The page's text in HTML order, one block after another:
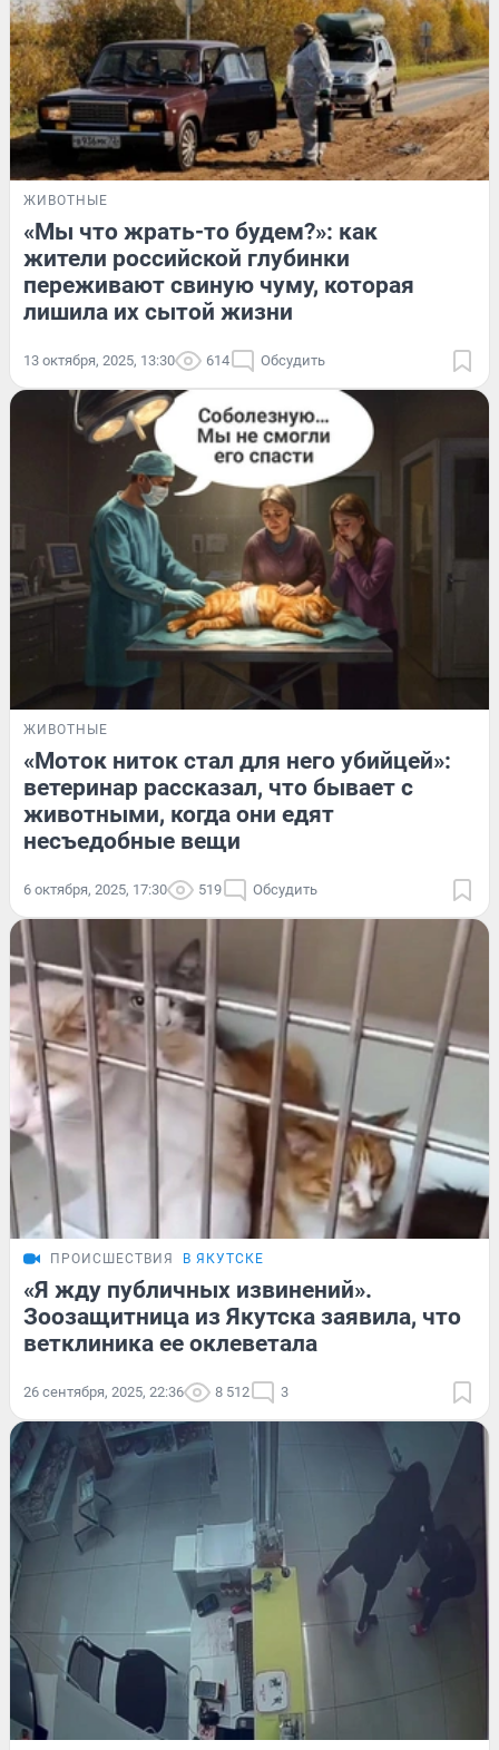
ЖИВОТНЫЕ
«Мы что жрать-то будем?»: как
жители российской глубинки
переживают свиную чуму, которая
лишила их сытой жизни
13 октября, 2025, 13:30 614 Обсудить
ЖИВОТНЫЕ
«Моток ниток стал для него убийцей»:
ветеринар рассказал, что бывает с
животными, когда они едят
несъедобные вещи
6 октября, 2025, 17:30 519 Обсудить
ПРОИСШЕСТВИЯ В ЯКУТСКЕ
«Я жду публичных извинений».
Зоозащитница из Якутска заявила, что
ветклиника ее оклеветала
26 сентября, 2025, 22:36 8 512 3